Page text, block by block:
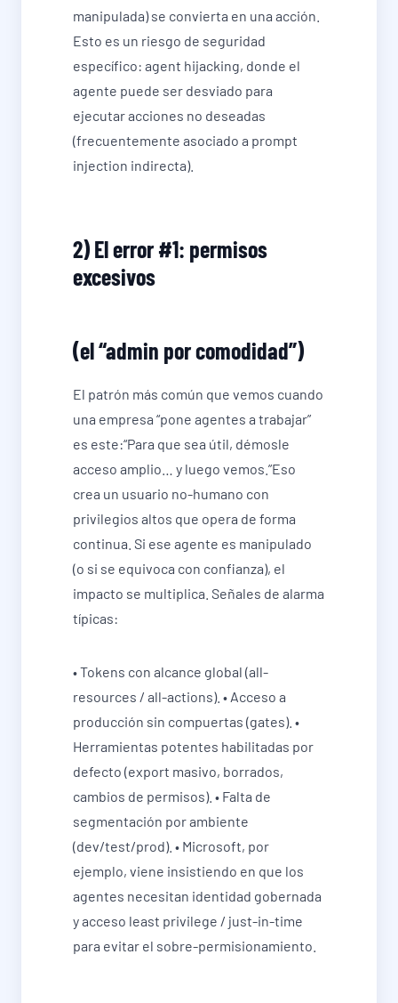
manipulada) se convierta en una acción.
Esto es un riesgo de seguridad
específico: agent hijacking, donde el
agente puede ser desviado para
ejecutar acciones no deseadas
(frecuentemente asociado a prompt
injection indirecta).
2) El error #1: permisos
excesivos
(el “admin por comodidad”)
El patrón más común que vemos cuando
una empresa “pone agentes a trabajar”
es este:“Para que sea útil, démosle
acceso amplio… y luego vemos.”Eso
crea un usuario no-humano con
privilegios altos que opera de forma
continua. Si ese agente es manipulado
(o si se equivoca con confianza), el
impacto se multiplica. Señales de alarma
típicas:
• Tokens con alcance global (all-
resources / all-actions). • Acceso a
producción sin compuertas (gates). •
Herramientas potentes habilitadas por
defecto (export masivo, borrados,
cambios de permisos). • Falta de
segmentación por ambiente
(dev/test/prod). • Microsoft, por
ejemplo, viene insistiendo en que los
agentes necesitan identidad gobernada
y acceso least privilege / just-in-time
para evitar el sobre-permisionamiento.